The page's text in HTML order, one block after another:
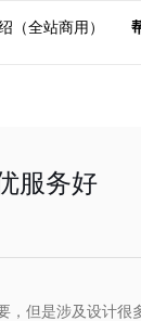
（全站商用）
服务好
但是涉及设计